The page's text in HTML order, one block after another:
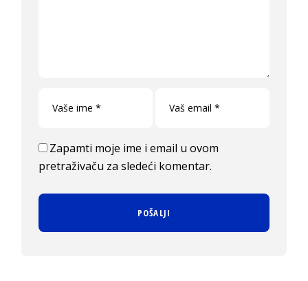
Zapamti moje ime i email u ovom
pretraživaču za sledeći komentar.